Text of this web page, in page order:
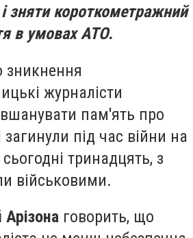
зняти короткометражний
в умовах АТО.
зникнення
журналісти
пам'ять про
загинули під час війни на
тринадцять, з
військовими.
Арізона говорить, що